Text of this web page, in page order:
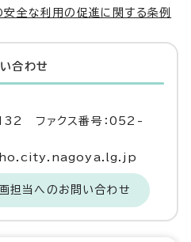
安全な利用の促進に関する条例
合わせ
ファクス番号：052-
担当へのお問い合わせ